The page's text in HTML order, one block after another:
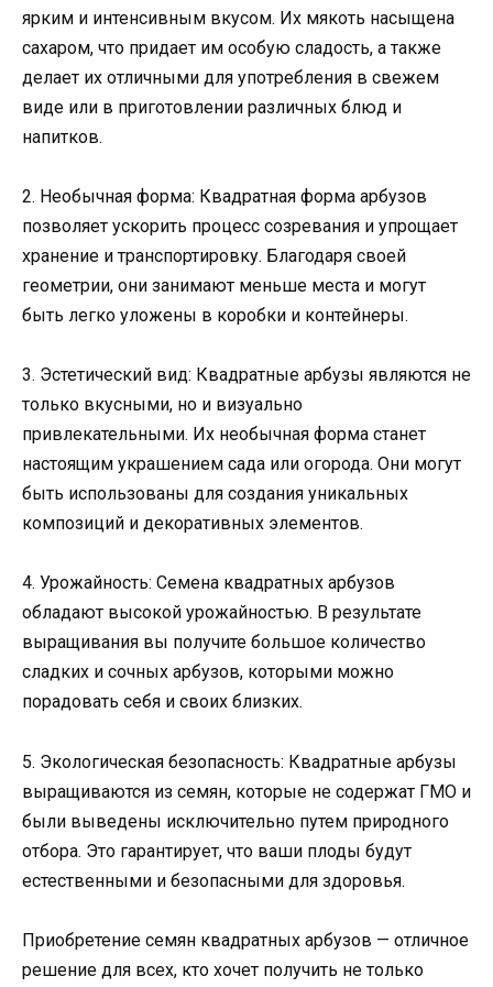
ярким и интенсивным вкусом. Их мякоть насыщена
сахаром, что придает им особую сладость, а также
делает их отличными для употребления в свежем
виде или в приготовлении различных блюд и
напитков.
2. Необычная форма: Квадратная форма арбузов
позволяет ускорить процесс созревания и упрощает
хранение и транспортировку. Благодаря своей
геометрии, они занимают меньше места и могут
быть легко уложены в коробки и контейнеры.
3. Эстетический вид: Квадратные арбузы являются не
только вкусными, но и визуально
привлекательными. Их необычная форма станет
настоящим украшением сада или огорода. Они могут
быть использованы для создания уникальных
композиций и декоративных элементов.
4. Урожайность: Семена квадратных арбузов
обладают высокой урожайностью. В результате
выращивания вы получите большое количество
сладких и сочных арбузов, которыми можно
порадовать себя и своих близких.
5. Экологическая безопасность: Квадратные арбузы
выращиваются из семян, которые не содержат ГМО и
были выведены исключительно путем природного
отбора. Это гарантирует, что ваши плоды будут
естественными и безопасными для здоровья.
Приобретение семян квадратных арбузов — отличное
решение для всех, кто хочет получить не только